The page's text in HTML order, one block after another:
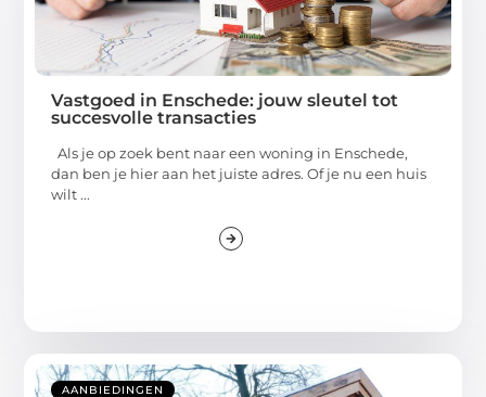
Vastgoed in Enschede: jouw sleutel tot
succesvolle transacties
Als je op zoek bent naar een woning in Enschede,
dan ben je hier aan het juiste adres. Of je nu een huis
wilt ...
AANBIEDINGEN